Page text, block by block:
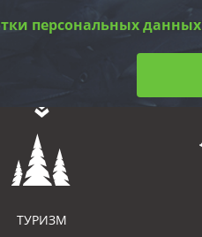
персональных данных
ТУРИЗМ